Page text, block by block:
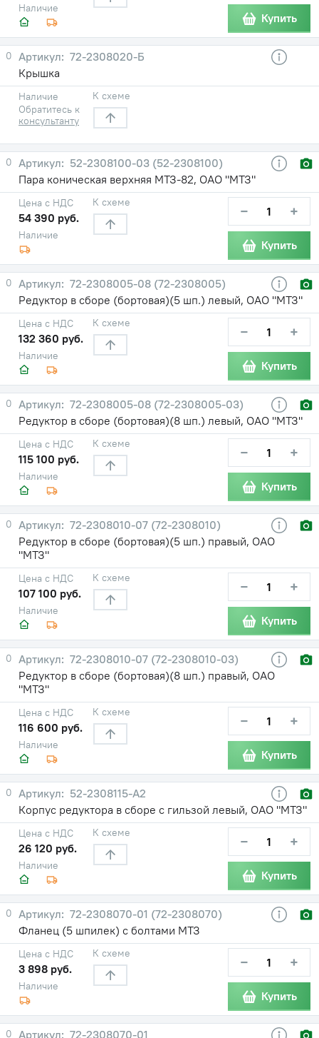
Наличие
Купить
0
72-2308020-Б
Крышка
Наличие
Обратитесь к
консультанту
К схеме
0
52-2308100-03 (52-2308100)
Пара коническая верхняя МТЗ-82, ОАО "МТЗ"
Наличие
Цена с НДС
54 390 руб.
К схеме − +
Купить
0
72-2308005-08 (72-2308005)
Редуктор в сборе (бортовая)(5 шп.) левый, ОАО "МТЗ"
Наличие
Цена с НДС
132 360 руб.
К схеме − +
Купить
0
72-2308005-08 (72-2308005-03)
Редуктор в сборе (бортовая)(8 шп.) левый, ОАО "МТЗ"
Наличие
Цена с НДС
115 100 руб.
К схеме − +
Купить
0
72-2308010-07 (72-2308010)
Редуктор в сборе (бортовая)(5 шп.) правый, ОАО
"МТЗ"
Наличие
Цена с НДС
107 100 руб.
К схеме − +
Купить
0
72-2308010-07 (72-2308010-03)
Редуктор в сборе (бортовая)(8 шп.) правый, ОАО
"МТЗ"
Наличие
Цена с НДС
116 600 руб.
К схеме − +
Купить
0
52-2308115-А2
Корпус редуктора в сборе с гильзой левый, ОАО "МТЗ"
Наличие
Цена с НДС
26 120 руб.
К схеме − +
Купить
0
72-2308070-01 (72-2308070)
Фланец (5 шпилек) с болтами МТЗ
Наличие
Цена с НДС
3 898 руб.
К схеме − +
Купить
0 72-2308070-01